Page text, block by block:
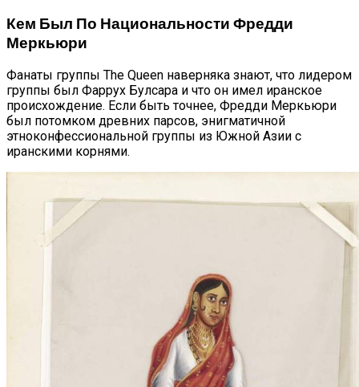
Кем Был По Национальности Фредди
Меркьюри
Фанаты группы The Queen наверняка знают, что лидером
группы был Фаррух Булсара и что он имел иранское
происхождение. Если быть точнее, Фредди Меркьюри
был потомком древних парсов, энигматичной
этноконфессиональной группы из Южной Азии с
иранскими корнями.